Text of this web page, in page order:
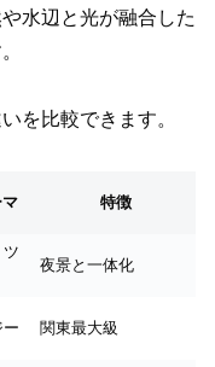
水辺と光が融合した
を比較できます。
特徴
夜景と一体化
ー 関東最大級